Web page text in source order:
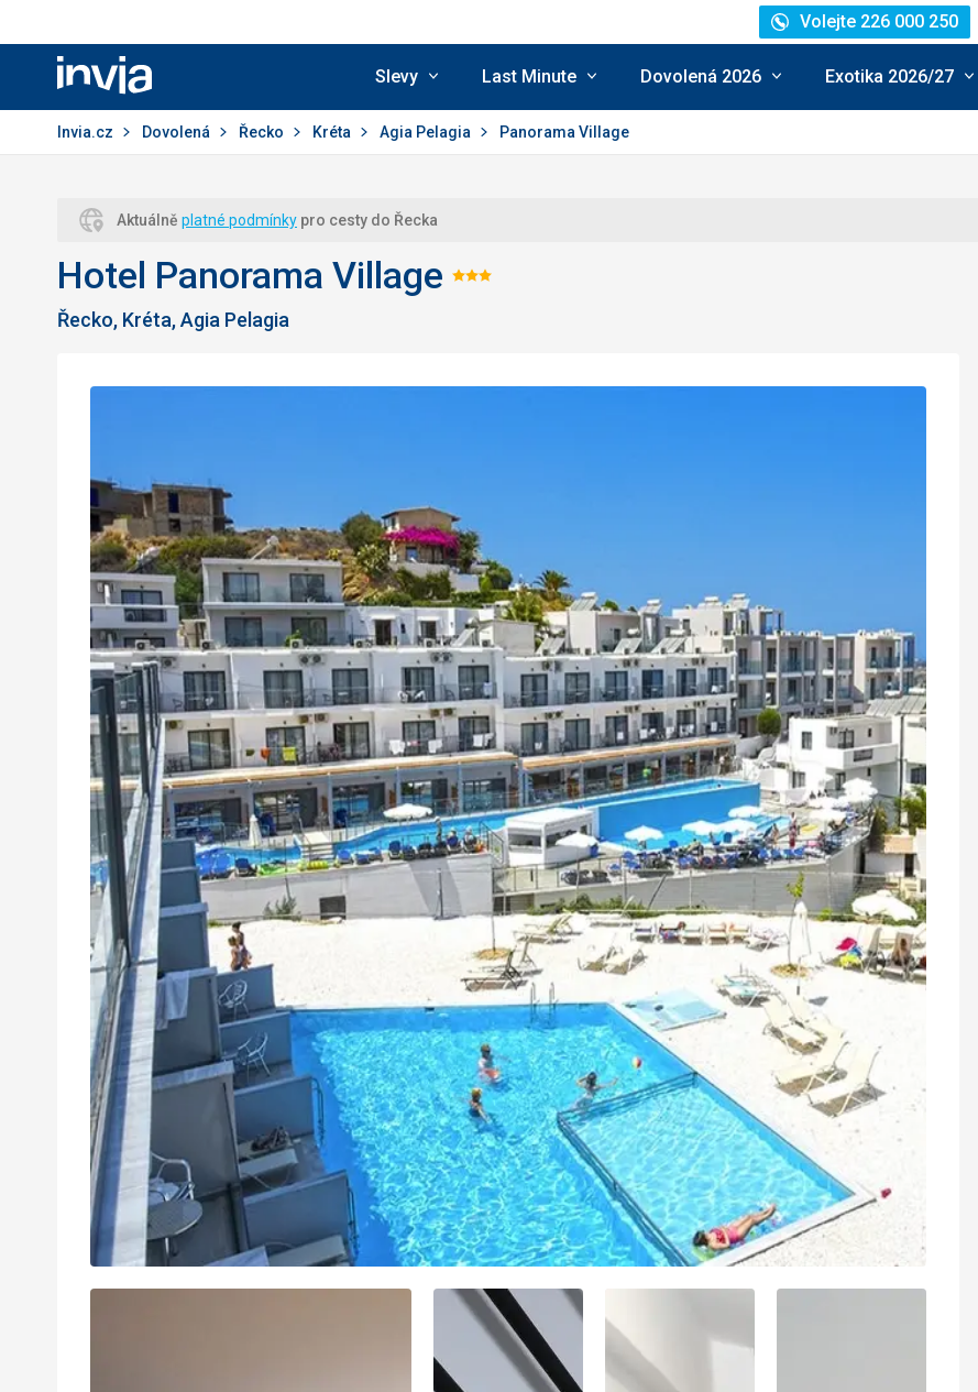
Invia.cz
Volejte 226 000 250
Slevy Last Minute Dovolená 2026 Exotika 2026/27
Invia.cz Dovolená Řecko Kréta Agia Pelagia Panorama Village
Aktuálně platné podmínky pro cesty do Řecka
Hotel Panorama Village Hodnocení:
Řecko, Kréta, Agia Pelagia